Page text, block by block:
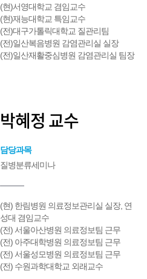
(현)서영대학교 겸임교수
(현)재능대학교 특임교수
(전)대구가톨릭대학교 질관리팀
(전)일산복음병원 감염관리실 실장
(전)일산재활중심병원 감염관리실 팀장
박혜정 교수
담당과목
질병분류세미나
(현) 한림병원 의료정보관리실 실장, 연
성대 겸임교수
(전) 서울아산병원 의료정보팀 근무
(전) 아주대학병원 의료정보팀 근무
(전) 서울성모병원 의료정보팀 근무
(전) 수원과학대학교 외래교수